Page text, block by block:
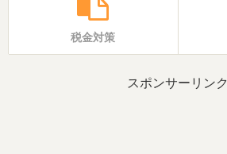
税金対策
スポンサーリンク